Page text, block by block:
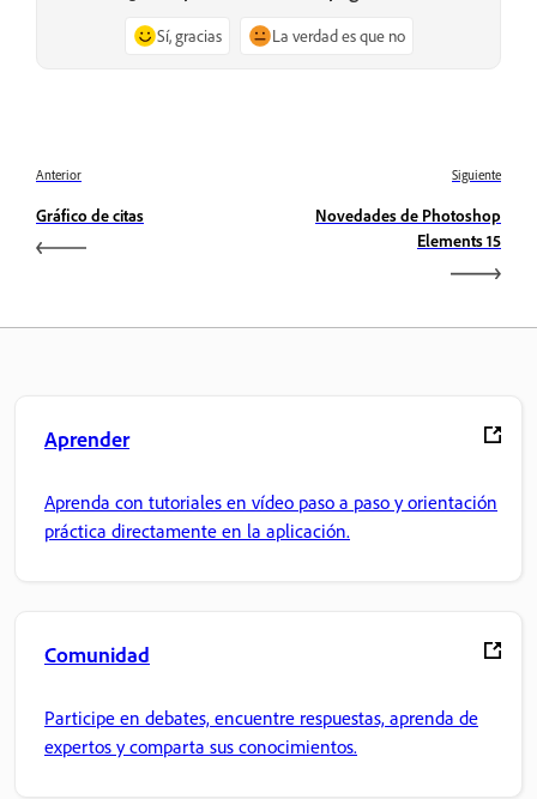
Sí, gracias La verdad es que no
Anterior
Gráfico de citas
Siguiente
Novedades de Photoshop
Elements 15
Aprender
Aprenda con tutoriales en vídeo paso a paso y orientación
práctica directamente en la aplicación.
Comunidad
Participe en debates, encuentre respuestas, aprenda de
expertos y comparta sus conocimientos.